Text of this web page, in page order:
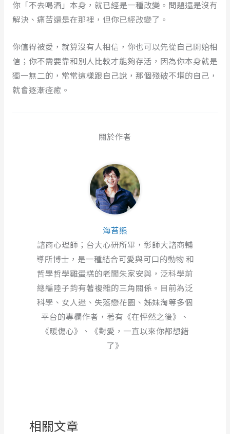
你「不去喝酒」本身，就已經是一種改變。問題還是沒有
解決、痛苦還是在那裡，但你已經改變了。
你值得被愛，就算沒有人相信，你也可以先從自己開始相
信；你不需要靠和別人比較才能夠存活，因為你本身就是
獨一無二的，常常這樣跟自己說，那個殘破不堪的自己，
就會逐漸痊癒。
關於作者
海苔熊
諮商心理師；台大心研所畢，彰師大諮商輔
導所博士，是一種結合可愛與可口的動物 和
哲學哲學雞蛋糕的老闆朱家安與，泛科學前
總編陸子鈞有著複雜的三角關係。目前為泛
科學、女人迷、失落戀花園、姊妹淘等多個
平台的專欄作者，著有《在怦然之後》、
《暖傷心》、《對愛，一直以來你都想錯
了》
相關文章